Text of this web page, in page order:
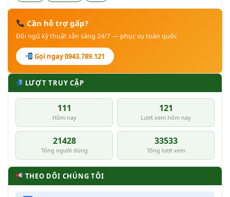
Cần hỗ trợ gấp?
Đội ngũ kỹ thuật sẵn sàng 24/7 — phục vụ toàn quốc
Gọi ngay 0943.789.121
LƯỢT TRUY CẬP
111
Hôm nay
121
Lượt xem hôm nay
21428
Tổng người dùng
33533
Tổng lượt xem
THEO DÕI CHÚNG TÔI